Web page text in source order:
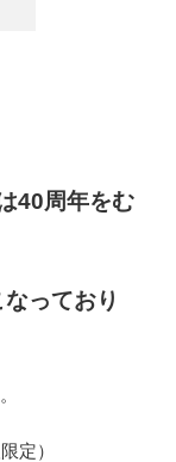
40周年をむ
っており
定）